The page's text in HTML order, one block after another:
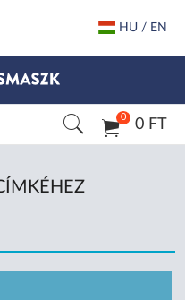
HU / EN
0 0 FT